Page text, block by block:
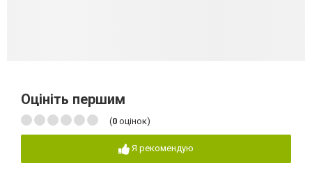
Оцініть першим
(0 оцінок)
Я рекомендую